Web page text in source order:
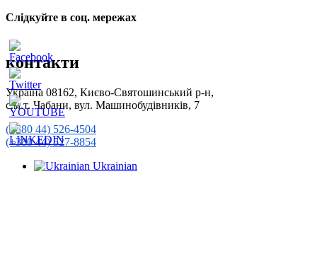
Слідкуйте в соц. мережах
контакти
Україна 08162, Києво-Святошинський р-н,
с.м.т. Чабани, вул. Машинобудівників, 7
(+380 44) 526-4504
(+380 44) 527-8854
Ukrainian